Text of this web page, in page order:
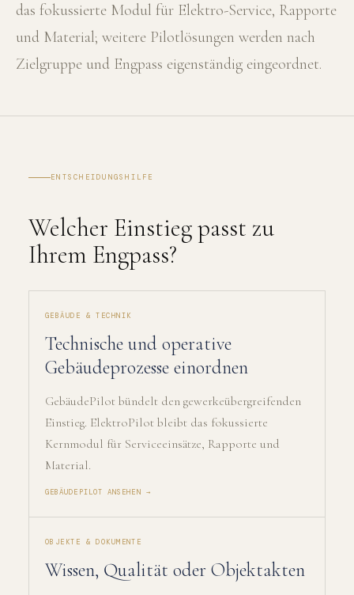
das fokussierte Modul für Elektro-Service, Rapporte
und Material; weitere Pilotlösungen werden nach
Zielgruppe und Engpass eigenständig eingeordnet.
ENTSCHEIDUNGSHILFE
Welcher Einstieg passt zu
Ihrem Engpass?
GEBÄUDE & TECHNIK
Technische und operative
Gebäudeprozesse einordnen
GebäudePilot bündelt den gewerkeübergreifenden
Einstieg. ElektroPilot bleibt das fokussierte
Kernmodul für Serviceeinsätze, Rapporte und
Material.
GEBÄUDEPILOT ANSEHEN →
OBJEKTE & DOKUMENTE
Wissen, Qualität oder Objektakten